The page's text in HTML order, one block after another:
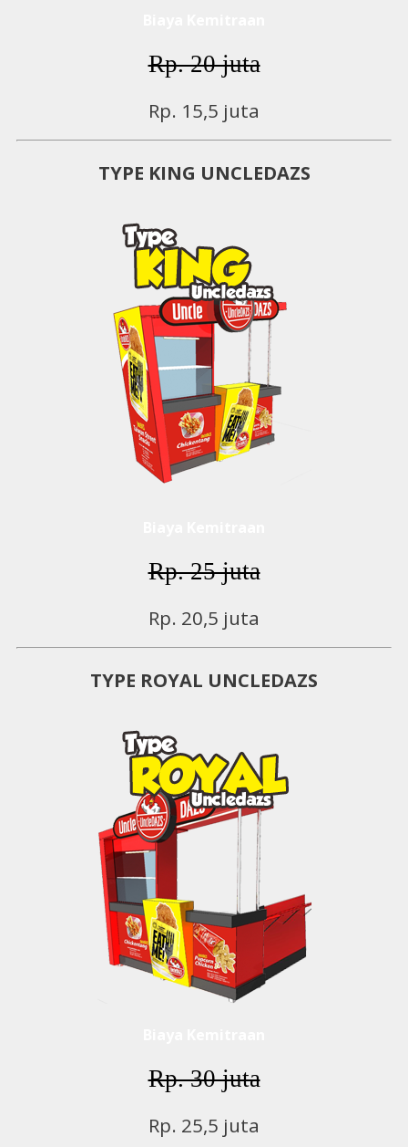
Rp. 20 juta
Rp. 15,5 juta
TYPE KING UNCLEDAZS
Rp. 25 juta
Rp. 20,5 juta
TYPE ROYAL UNCLEDAZS
Rp. 30 juta
Rp. 25,5 juta